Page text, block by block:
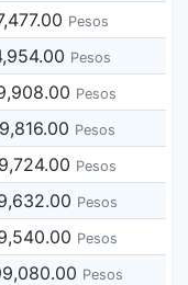
Pesos
Pesos
Pesos
Pesos
Pesos
Pesos
Pesos
Pesos